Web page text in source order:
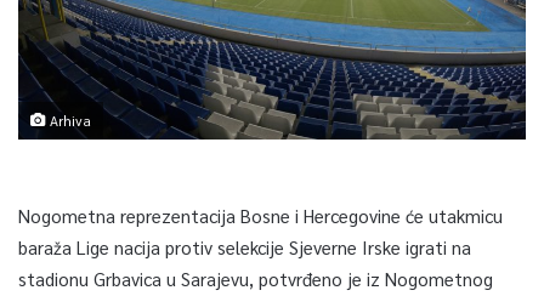
Arhiva
Nogometna reprezentacija Bosne i Hercegovine će utakmicu
baraža Lige nacija protiv selekcije Sjeverne Irske igrati na
stadionu Grbavica u Sarajevu, potvrđeno je iz Nogometnog